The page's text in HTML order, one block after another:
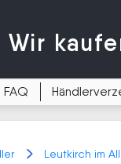
Wir
FAQ
Leutkirch im